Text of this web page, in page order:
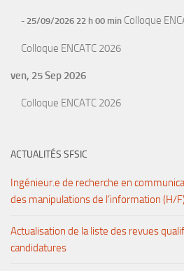
- 25/09/2026 22 h 00 min Colloque
Colloque ENCATC 2026
ven, 25 Sep 2026
Colloque ENCATC 2026
ACTUALITÉS SFSIC
Ingénieur.e de recherche en
des manipulations de l’information (H/F)
Actualisation de la liste des revues
candidatures